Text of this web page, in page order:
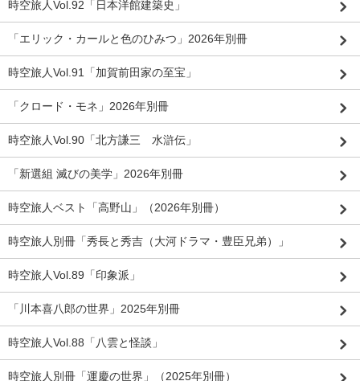
時空旅人Vol.92「日本洋館建築史」
「エリック・カールと色のひみつ」2026年別冊
時空旅人Vol.91「加賀前田家の至宝」
「クロード・モネ」2026年別冊
時空旅人Vol.90「北方謙三 水滸伝」
「新選組 滅びの美学」2026年別冊
時空旅人ベスト「高野山」（2026年別冊）
時空旅人別冊「秀長と秀吉（大河ドラマ・豊臣兄弟）」
時空旅人Vol.89「印象派」
「川本喜八郎の世界」2025年別冊
時空旅人Vol.88「八雲と怪談」
時空旅人別冊「運慶の世界」（2025年別冊）